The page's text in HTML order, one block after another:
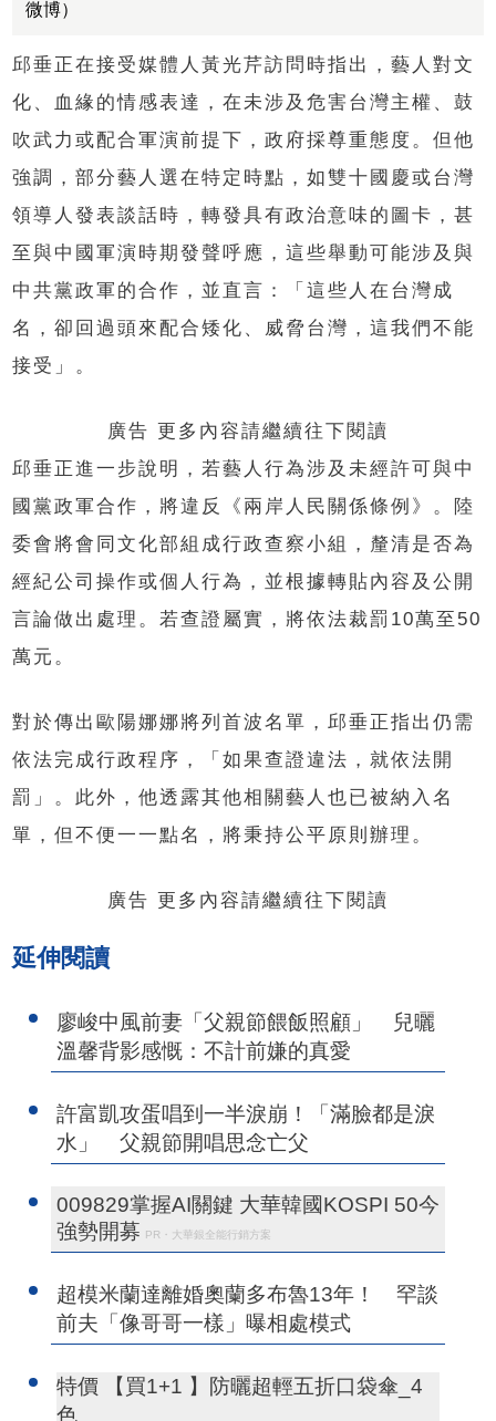
微博）
邱垂正在接受媒體人黃光芹訪問時指出，藝人對文
化、血緣的情感表達，在未涉及危害台灣主權、鼓
吹武力或配合軍演前提下，政府採尊重態度。但他
強調，部分藝人選在特定時點，如雙十國慶或台灣
領導人發表談話時，轉發具有政治意味的圖卡，甚
至與中國軍演時期發聲呼應，這些舉動可能涉及與
中共黨政軍的合作，並直言：「這些人在台灣成
名，卻回過頭來配合矮化、威脅台灣，這我們不能
接受」。
廣告 更多內容請繼續往下閱讀
邱垂正進一步說明，若藝人行為涉及未經許可與中
國黨政軍合作，將違反《兩岸人民關係條例》。陸
委會將會同文化部組成行政查察小組，釐清是否為
經紀公司操作或個人行為，並根據轉貼內容及公開
言論做出處理。若查證屬實，將依法裁罰10萬至50
萬元。
對於傳出歐陽娜娜將列首波名單，邱垂正指出仍需
依法完成行政程序，「如果查證違法，就依法開
罰」。此外，他透露其他相關藝人也已被納入名
單，但不便一一點名，將秉持公平原則辦理。
廣告 更多內容請繼續往下閱讀
延伸閱讀
廖峻中風前妻「父親節餵飯照顧」 兒曬
溫馨背影感慨：不計前嫌的真愛
許富凱攻蛋唱到一半淚崩！「滿臉都是淚
水」 父親節開唱思念亡父
009829掌握AI關鍵 大華韓國KOSPI 50今
強勢開募 PR・大華銀全能行銷方案
超模米蘭達離婚奧蘭多布魯13年！ 罕談
前夫「像哥哥一樣」曝相處模式
特價 【買1+1 】防曬超輕五折口袋傘_4
色